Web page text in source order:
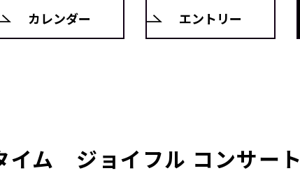
カレンダー エントリー
イム ジョイフル コンサート